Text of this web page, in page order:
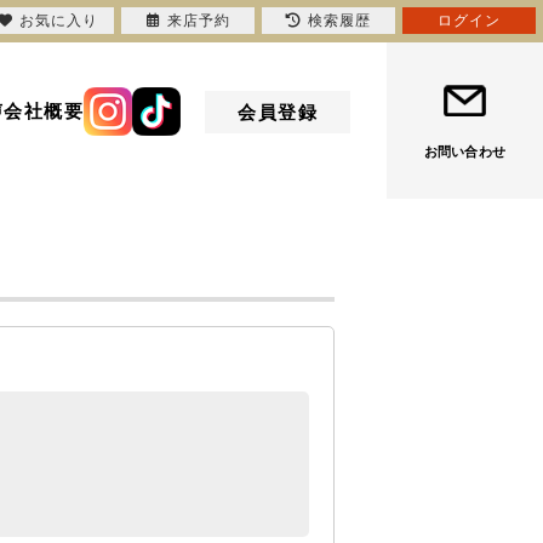
会社概要 会員登録
お問い合わせ
お気に入り 来店予約 検索履歴 ログイン